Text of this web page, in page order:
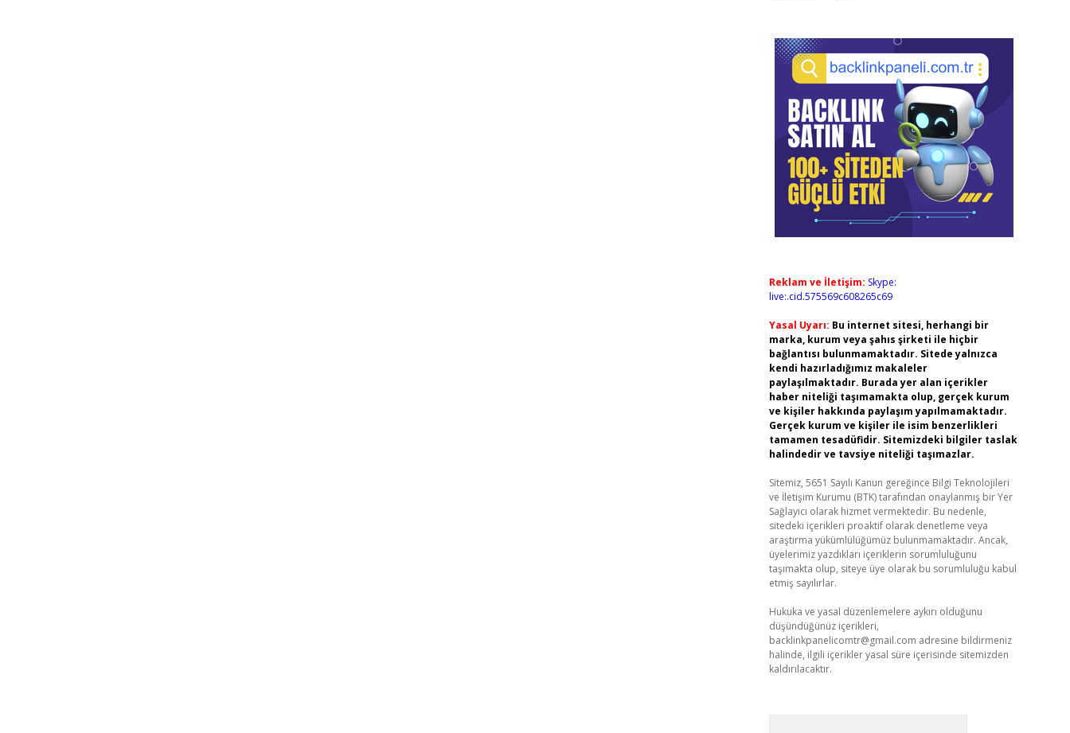
Reklam ve İletişim: Skype:
live:.cid.575569c608265c69
Yasal Uyarı: Bu internet sitesi, herhangi bir
marka, kurum veya şahıs şirketi ile hiçbir
bağlantısı bulunmamaktadır. Sitede yalnızca
kendi hazırladığımız makaleler
paylaşılmaktadır. Burada yer alan içerikler
haber niteliği taşımamakta olup, gerçek kurum
ve kişiler hakkında paylaşım yapılmamaktadır.
Gerçek kurum ve kişiler ile isim benzerlikleri
tamamen tesadüfidir. Sitemizdeki bilgiler taslak
halindedir ve tavsiye niteliği taşımazlar.
Sitemiz, 5651 Sayılı Kanun gereğince Bilgi Teknolojileri
ve İletişim Kurumu (BTK) tarafından onaylanmış bir Yer
Sağlayıcı olarak hizmet vermektedir. Bu nedenle,
sitedeki içerikleri proaktif olarak denetleme veya
araştırma yükümlülüğümüz bulunmamaktadır. Ancak,
üyelerimiz yazdıkları içeriklerin sorumluluğunu
taşımakta olup, siteye üye olarak bu sorumluluğu kabul
etmiş sayılırlar.
Hukuka ve yasal düzenlemelere aykırı olduğunu
düşündüğünüz içerikleri,
backlinkpanelicomtr@gmail.com adresine bildirmeniz
halinde, ilgili içerikler yasal süre içerisinde sitemizden
kaldırılacaktır.